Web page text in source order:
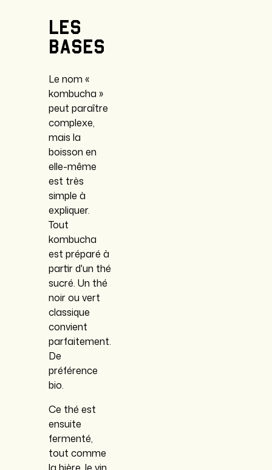
LES
BASES
Le nom «
kombucha »
peut paraître
complexe,
mais la
boisson en
elle-même
est très
simple à
expliquer.
Tout
kombucha
est préparé à
partir d'un thé
sucré. Un thé
noir ou vert
classique
convient
parfaitement.
De
préférence
bio.
Ce thé est
ensuite
fermenté,
tout comme